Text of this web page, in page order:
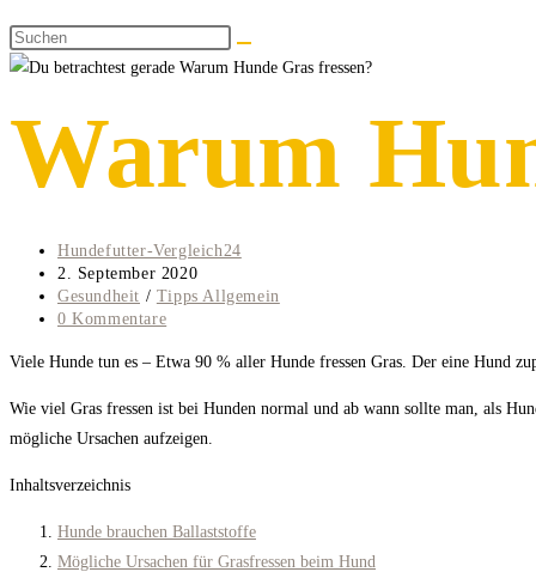
umschalten
Diese
Website
Warum
Beitrags-
Autor:
Hundefutter-Vergleich24
Beitrag
veröffentlicht:
2. September 2020
Beitrags-
Kategorie:
Gesundheit / Tipps Allgemein
Beitrags-
0 Kommentare
Viele Hunde tun es – Etwa 90 % aller Hunde fressen Gras. Der eine Hund
Wie viel Gras fressen ist bei Hunden normal und ab wann sollte man, als
mögliche Ursachen aufzeigen.
Inhaltsverzeichnis
Hunde brauchen Ballaststoffe
Mögliche Ursachen für Grasfressen beim Hund